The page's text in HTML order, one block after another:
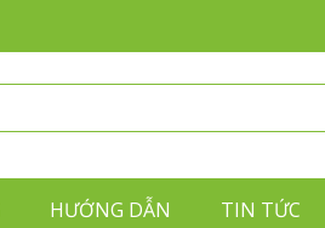
HƯỚNG DẪN TIN TỨC